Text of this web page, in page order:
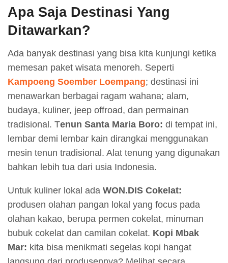
Apa Saja Destinasi Yang
Ditawarkan?
Ada banyak destinasi yang bisa kita kunjungi ketika
memesan paket wisata menoreh. Seperti
Kampoeng Soember Loempang; destinasi ini
menawarkan berbagai ragam wahana; alam,
budaya, kuliner, jeep offroad, dan permainan
tradisional. Tenun Santa Maria Boro: di tempat ini,
lembar demi lembar kain dirangkai menggunakan
mesin tenun tradisional. Alat tenung yang digunakan
bahkan lebih tua dari usia Indonesia.
Untuk kuliner lokal ada WON.DIS Cokelat:
produsen olahan pangan lokal yang focus pada
olahan kakao, berupa permen cokelat, minuman
bubuk cokelat dan camilan cokelat. Kopi Mbak
Mar: kita bisa menikmati segelas kopi hangat